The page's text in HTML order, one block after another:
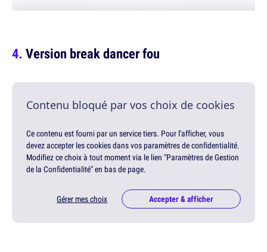
Version break dancer fou
Contenu bloqué par vos choix de cookies
Ce contenu est fourni par un service tiers. Pour l'afficher, vous
devez accepter les cookies dans vos paramètres de confidentialité.
Modifiez ce choix à tout moment via le lien "Paramètres de Gestion
de la Confidentialité" en bas de page.
Gérer mes choix Accepter & afficher